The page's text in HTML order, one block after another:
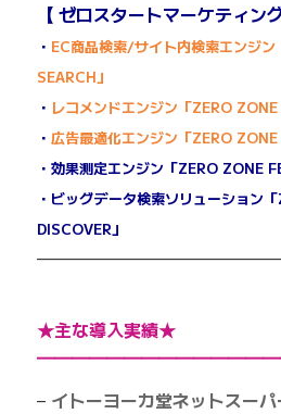
【 ゼロスタートマーケティン
・ EC商品検索/サイト内検索エンジ
SEARCH」
・ レコメンドエンジン「ZERO ZONE
・ 広告最適化エンジン「ZERO ZONE
・効果測定エンジン「ZERO ZONE
・ビッグデータ検索ソリューション
DISCOVER」
★主な導入実績★
– イトーヨーカ堂ネットスー